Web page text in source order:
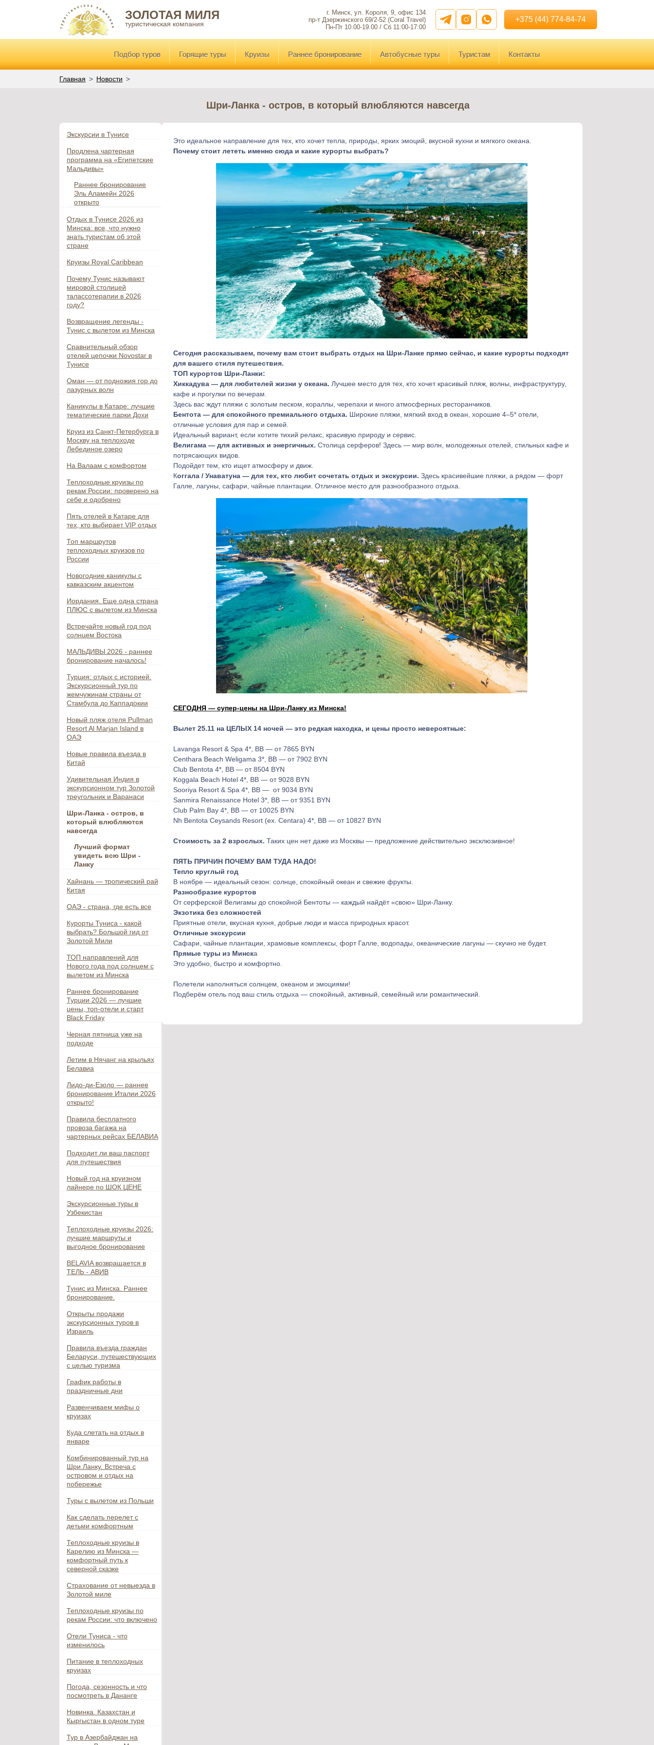
ЗОЛОТАЯ МИЛЯ
туристическая компания
г. Минск, ул. Короля, 9, офис 134
пр-т Дзержинского 69/2-52 (Coral Travel)
Пн-Пт 10.00-19.00 / Сб 11:00-17:00
+375 (44) 774-84-74
Подбор туров Горящие туры Круизы Раннее бронирование Автобусные туры Туристам Контакты
Главная Новости
Шри-Ланка - остров, в который влюбляются навсегда
Это идеальное направление для тех, кто хочет тепла, природы, ярких эмоций, вкусной кухни и мягкого океана.
Почему стоит лететь именно сюда и какие курорты выбрать?
Сегодня рассказываем, почему вам стоит выбрать отдых на Шри-Ланке прямо сейчас, и какие курорты подходят
для вашего стиля путешествия.
ТОП курортов Шри-Ланки:
Хиккадува — для любителей жизни у океана. Лучшее место для тех, кто хочет красивый пляж, волны, инфраструктуру,
кафе и прогулки по вечерам.
Здесь вас ждут пляжи с золотым песком, кораллы, черепахи и много атмосферных ресторанчиков.
Бентота — для спокойного премиального отдыха. Широкие пляжи, мягкий вход в океан, хорошие 4–5* отели,
отличные условия для пар и семей.
Идеальный вариант, если хотите тихий релакс, красивую природу и сервис.
Велигама — для активных и энергичных. Столица серферов! Здесь — мир волн, молодежных отелей, стильных кафе и
потрясающих видов.
Подойдет тем, кто ищет атмосферу и движ.
Коггала / Унаватуна — для тех, кто любит сочетать отдых и экскурсии. Здесь красивейшие пляжи, а рядом — форт
Галле, лагуны, сафари, чайные плантации. Отличное место для разнообразного отдыха.
СЕГОДНЯ — супер-цены на Шри-Ланку из Минска!
Вылет 25.11 на ЦЕЛЫХ 14 ночей — это редкая находка, и цены просто невероятные:
Lavanga Resort & Spa 4*, BB — от 7865 BYN
Centhara Beach Weligama 3*, BB — от 7902 BYN
Club Bentota 4*, BB — от 8504 BYN
Koggala Beach Hotel 4*, BB — от 9028 BYN
Sooriya Resort & Spa 4*, BB — от 9034 BYN
Sanmira Renaissance Hotel 3*, BB — от 9351 BYN
Club Palm Bay 4*, BB — от 10025 BYN
Nh Bentota Ceysands Resort (ex. Centara) 4*, BB — от 10827 BYN
Стоимость за 2 взрослых. Таких цен нет даже из Москвы — предложение действительно эксклюзивное!
ПЯТЬ ПРИЧИН ПОЧЕМУ ВАМ ТУДА НАДО!
Тепло круглый год
В ноябре — идеальный сезон: солнце, спокойный океан и свежие фрукты.
Разнообразие курортов
От серферской Велигамы до спокойной Бентоты — каждый найдёт «свою» Шри-Ланку.
Экзотика без сложностей
Приятные отели, вкусная кухня, добрые люди и масса природных красот.
Отличные экскурсии
Сафари, чайные плантации, храмовые комплексы, форт Галле, водопады, океанические лагуны — скучно не будет.
Прямые туры из Минска
Это удобно, быстро и комфортно.
Полетели наполняться солнцем, океаном и эмоциями!
Подберём отель под ваш стиль отдыха — спокойный, активный, семейный или романтический.
Экскурсии в Тунисе
Продлена чартерная
программа на «Египетские
Мальдивы»
Раннее бронирование
Эль Аламейн 2026
открыто
Отдых в Тунисе 2026 из
Минска: все, что нужно
знать туристам об этой
стране
Круизы Royal Caribbean
Почему Тунис называют
мировой столицей
талассотерапии в 2026
году?
Возвращение легенды -
Тунис с вылетом из Минска
Сравнительный обзор
отелей цепочки Novostar в
Тунисе
Оман — от подножия гор до
лазурных волн
Каникулы в Катаре: лучшие
тематические парки Дохи
Круиз из Санкт-Петербурга в
Москву на теплоходе
Лебединое озеро
На Валаам с комфортом
Теплоходные круизы по
рекам России: проверено на
себе и одобрено
Пять отелей в Катаре для
тех, кто выбирает VIP отдых
Топ маршрутов
теплоходных круизов по
России
Новогодние каникулы с
кавказским акцентом
Иордания. Еще одна страна
ПЛЮС с вылетом из Минска
Встречайте новый год под
солнцем Востока
МАЛЬДИВЫ 2026 - раннее
бронирование началось!
Турция: отдых с историей.
Экскурсионный тур по
жемчужинам страны от
Стамбула до Каппадокии
Новый пляж отеля Pullman
Resort Al Marjan Island в
ОАЭ
Новые правила въезда в
Китай
Удивительная Индия в
экскурсионном тур Золотой
треугольник и Варанаси
Шри-Ланка - остров, в
который влюбляются
навсегда
Лучший формат
увидеть всю Шри -
Ланку
Хайнань — тропический рай
Китая
ОАЭ - страна, где есть все
Курорты Туниса - какой
выбрать? Большой гид от
Золотой Мили
ТОП направлений для
Нового года под солнцем с
вылетом из Минска
Раннее бронирование
Турции 2026 — лучшие
цены, топ-отели и старт
Black Friday
Черная пятница уже на
подходе
Летим в Нячанг на крыльях
Белавиа
Лидо-ди-Езоло — раннее
бронирование Италии 2026
открыто!
Правила бесплатного
провоза багажа на
чартерных рейсах БЕЛАВИА
Подходит ли ваш паспорт
для путешествия
Новый год на круизном
лайнере по ШОК ЦЕНЕ
Экскурсионные туры в
Узбекистан
Теплоходные круизы 2026:
лучшие маршруты и
выгодное бронирование
BELAVIA возвращается в
ТЕЛЬ - АВИВ
Тунис из Минска. Раннее
бронирование.
Открыты продажи
экскурсионных туров в
Израиль
Правила въезда граждан
Беларуси, путешествующих
с целью туризма
График работы в
праздничные дни
Развенчиваем мифы о
круизах
Куда слетать на отдых в
январе
Комбинированный тур на
Шри Ланку. Встреча с
островом и отдых на
побережье
Туры с вылетом из Польши
Как сделать перелет с
детьми комфортным
Теплоходные круизы в
Карелию из Минска —
комфортный путь к
северной сказке
Страхование от невыезда в
Золотой миле
Теплоходные круизы по
рекам России: что включено
Отели Туниса - что
изменилось
Питание в теплоходных
круизах
Погода, сезонность и что
посмотреть в Дананге
Новинка. Казахстан и
Кыргыстан в одном туре
Тур в Азербайджан на